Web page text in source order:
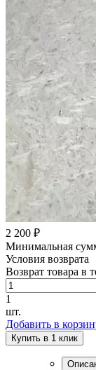
2 200 ₽
Минимальная
Условия возврата
Возврат товара в
1
шт.
Добавить в
Купить в 1 клик